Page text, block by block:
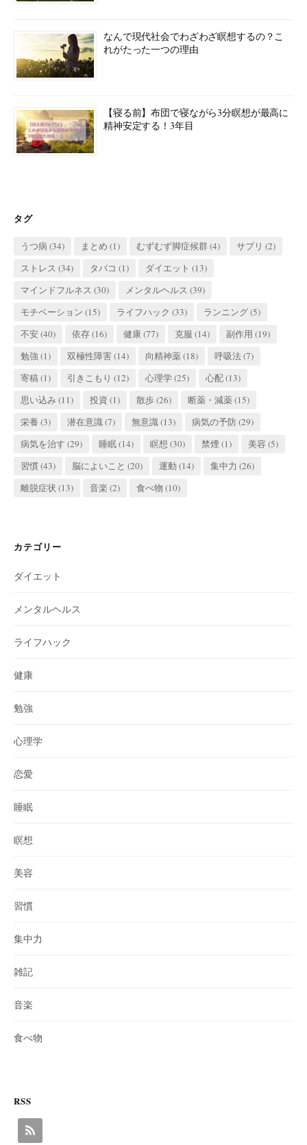
なんで現代社会でわざわざ瞑想するの？こ
れがたった一つの理由
【寝る前】布団で寝ながら3分瞑想が最高に
精神安定する！3年目
タグ
うつ病 (34) まとめ (1) むずむず脚症候群(4) サプリ (2)
ストレス (34) タバコ (1) ダイエット (13)
マインドフルネス (30) メンタルヘルス (39)
モチベーション (15) ライフハック (33) ランニング(5)
不安(40) 依存(16) 健康 (77) 克服 (14) 副作用 (19)
勉強 (1) 双極性障害 (14) 向精神薬(18) 呼吸法(7)
寄稿(1) 引きこもり (12) 心理学(25) 心配(13)
思い込み (11) 投資 (1) 散歩(26) 断薬・減薬(15)
栄養 (3) 潜在意識(7) 無意識(13) 病気の予防(29)
病気を治す (29) 睡眠(14) 瞑想 (30) 禁煙 (1) 美容 (5)
習慣(43) 脳によいこと (20) 運動 (14) 集中力 (26)
離脱症状 (13) 音楽 (2) 食べ物 (10)
カテゴリー
ダイエット
メンタルヘルス
ライフハック
健康
勉強
心理学
恋愛
睡眠
瞑想
美容
習慣
集中力
雑記
音楽
食べ物
RSS